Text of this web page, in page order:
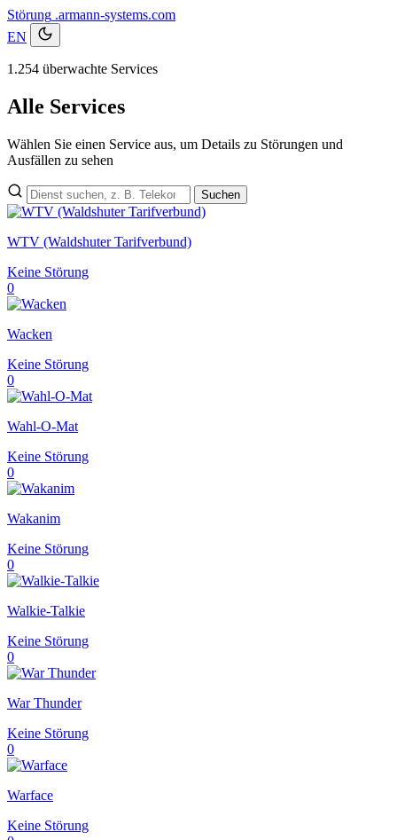
Störung .armann-systems.com
EN
1.254 überwachte Services
Alle Services
Wählen Sie einen Service aus, um Details zu Störungen und
Ausfällen zu sehen
Suchen
WTV (Waldshuter Tarifverbund)
Keine Störung
0
Wacken
Keine Störung
0
Wahl-O-Mat
Keine Störung
0
Wakanim
Keine Störung
0
Walkie-Talkie
Keine Störung
0
War Thunder
Keine Störung
0
Warface
Keine Störung